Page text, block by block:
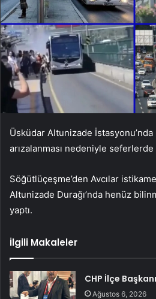
Üsküdar Altunizade
arızalanması nedeniyle seferlerde
Söğütlüçeşme’den Avcılar
Altunizade Durağı’nda henüz
yaptı.
İlgili Makaleler
CHP İlçe
Ağustos 6, 2026